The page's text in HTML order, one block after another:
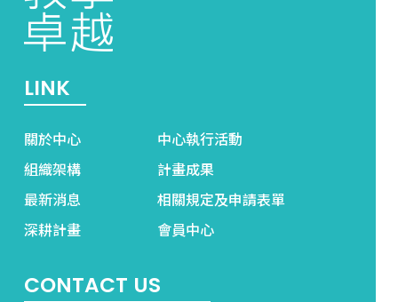
LINK
關於中心
中心執行活動
組織架構
計畫成果
最新消息
相關規定及申請表單
深耕計畫
會員中心
CONTACT US